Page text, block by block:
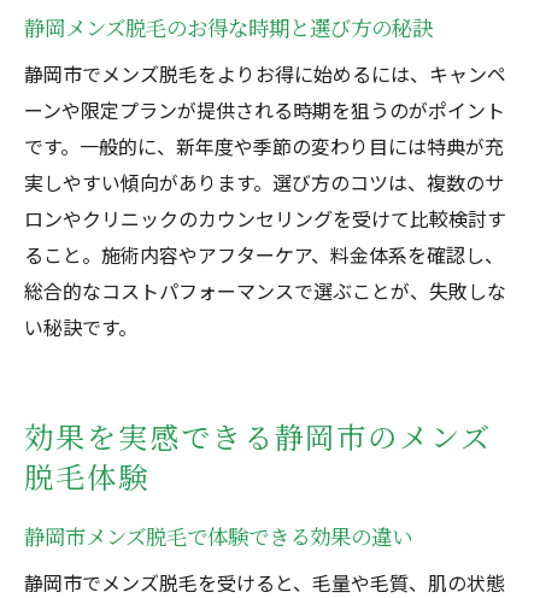
静岡メンズ脱毛のお得な時期と選び方の秘訣
静岡市でメンズ脱毛をよりお得に始めるには、キャンペ
ーンや限定プランが提供される時期を狙うのがポイント
です。一般的に、新年度や季節の変わり目には特典が充
実しやすい傾向があります。選び方のコツは、複数のサ
ロンやクリニックのカウンセリングを受けて比較検討す
ること。施術内容やアフターケア、料金体系を確認し、
総合的なコストパフォーマンスで選ぶことが、失敗しな
い秘訣です。
効果を実感できる静岡市のメンズ
脱毛体験
静岡市メンズ脱毛で体験できる効果の違い
静岡市でメンズ脱毛を受けると、毛量や毛質、肌の状態